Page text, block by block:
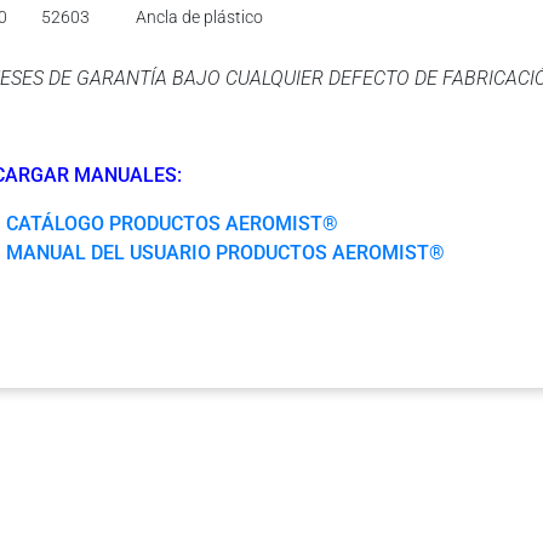
52603 Ancla de plástico
DE GARANTÍA BAJO CUALQUIER DEFECTO DE
MANUALES:
CATÁLOGO PRODUCTOS AEROMIST®
MANUAL DEL USUARIO PRODUCTOS AEROMIST®